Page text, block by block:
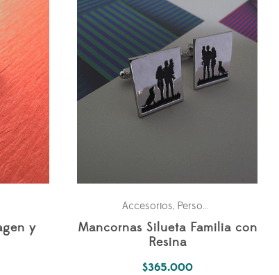
y
Accesorios, Personales
Mancornas Silueta Familia con
Resina
$365.000